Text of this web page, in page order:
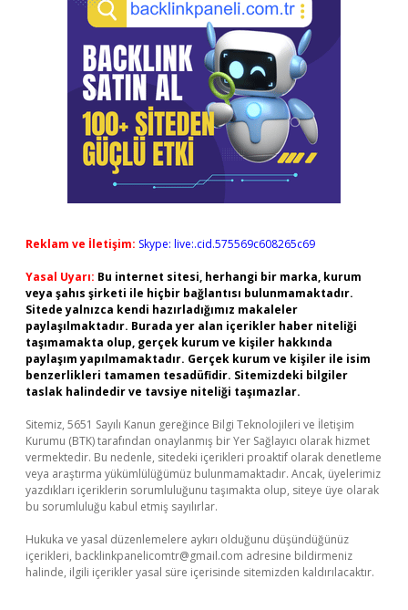
Reklam ve İletişim: Skype: live:.cid.575569c608265c69
Yasal Uyarı: Bu internet sitesi, herhangi bir marka, kurum
veya şahıs şirketi ile hiçbir bağlantısı bulunmamaktadır.
Sitede yalnızca kendi hazırladığımız makaleler
paylaşılmaktadır. Burada yer alan içerikler haber niteliği
taşımamakta olup, gerçek kurum ve kişiler hakkında
paylaşım yapılmamaktadır. Gerçek kurum ve kişiler ile isim
benzerlikleri tamamen tesadüfidir. Sitemizdeki bilgiler
taslak halindedir ve tavsiye niteliği taşımazlar.
Sitemiz, 5651 Sayılı Kanun gereğince Bilgi Teknolojileri ve İletişim
Kurumu (BTK) tarafından onaylanmış bir Yer Sağlayıcı olarak hizmet
vermektedir. Bu nedenle, sitedeki içerikleri proaktif olarak denetleme
veya araştırma yükümlülüğümüz bulunmamaktadır. Ancak, üyelerimiz
yazdıkları içeriklerin sorumluluğunu taşımakta olup, siteye üye olarak
bu sorumluluğu kabul etmiş sayılırlar.
Hukuka ve yasal düzenlemelere aykırı olduğunu düşündüğünüz
içerikleri, backlinkpanelicomtr@gmail.com adresine bildirmeniz
halinde, ilgili içerikler yasal süre içerisinde sitemizden kaldırılacaktır.